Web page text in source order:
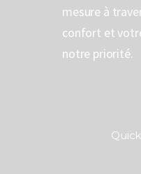
mesure à
confort et
notre priorité.